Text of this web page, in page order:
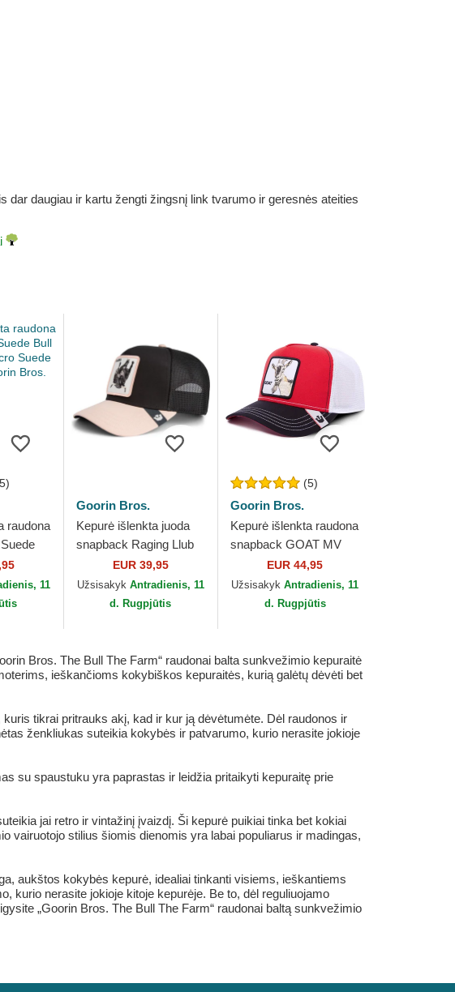
dar daugiau ir kartu žengti žingsnį link tvarumo ir geresnės ateities
raudona
Micro
Goorin
11
Goorin Bros.
Kepurė išlenkta juoda
snapback Raging Llub
Flip Side 2 The Farm
Goorin Bros.
EUR 39,95
Užsisakyk Antradienis, 11
d. Rugpjūtis
(5)
Goorin Bros.
Kepurė išlenkta raudona
snapback GOAT MV
Butter The Farm MVP
The Farm Goorin Bros.
EUR 44,95
UžsisakykAntradienis, 11
d. Rugpjūtis
Bros. The Bull The Farm“ raudonai balta sunkvežimio kepuraitė
ieškančioms kokybiškos kepuraitės, kurią galėtų dėvėti bet
tikrai pritrauks akį, kad ir kur ją dėvėtumėte. Dėl raudonos ir
ženkliukas suteikia kokybės ir patvarumo, kurio nerasite jokioje
su spaustuku yra paprastas ir leidžia pritaikyti kepuraitę prie
jai retro ir vintažinį įvaizdį. Ši kepurė puikiai tinka bet kokiai
vairuotojo stilius šiomis dienomis yra labai populiarus ir madingas,
aukštos kokybės kepurė, idealiai tinkanti visiems, ieškantiems
kurio nerasite jokioje kitoje kepurėje. Be to, dėl reguliuojamo
„Goorin Bros. The Bull The Farm“ raudonai baltą sunkvežimio